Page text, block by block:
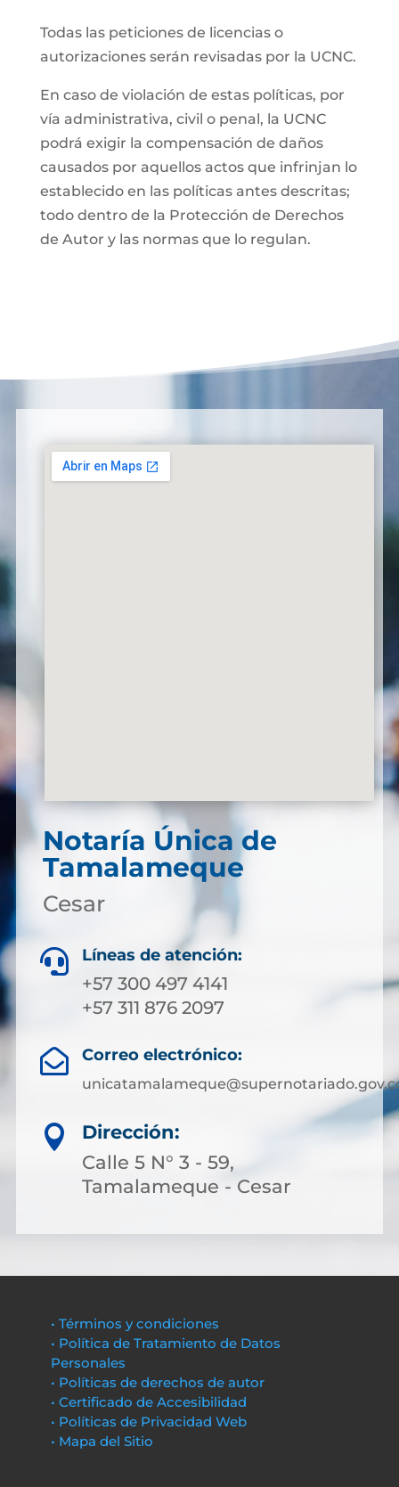
Todas las peticiones de licencias o
autorizaciones serán revisadas por la UCNC.
En caso de violación de estas políticas, por
vía administrativa, civil o penal, la UCNC
podrá exigir la compensación de daños
causados por aquellos actos que infrinjan lo
establecido en las políticas antes descritas;
todo dentro de la Protección de Derechos
de Autor y las normas que lo regulan.
Notaría Única de
Tamalameque
Cesar
 Líneas de atención:
+57 300 497 4141
+57 311 876 2097
 Correo electrónico:

Dirección:
Calle 5 N° 3 - 59,
Tamalameque - Cesar
• Términos y condiciones
• Política de Tratamiento de Datos
Personales
• Políticas de derechos de autor
• Certificado de Accesibilidad
• Políticas de Privacidad Web
• Mapa del Sitio